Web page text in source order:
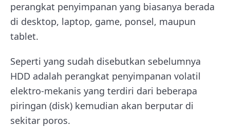
perangkat penyimpanan yang biasanya berada
di desktop, laptop, game, ponsel, maupun
tablet.
Seperti yang sudah disebutkan sebelumnya
HDD adalah perangkat penyimpanan volatil
elektro-mekanis yang terdiri dari beberapa
piringan (disk) kemudian akan berputar di
sekitar poros.